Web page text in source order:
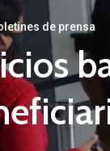
de prensa